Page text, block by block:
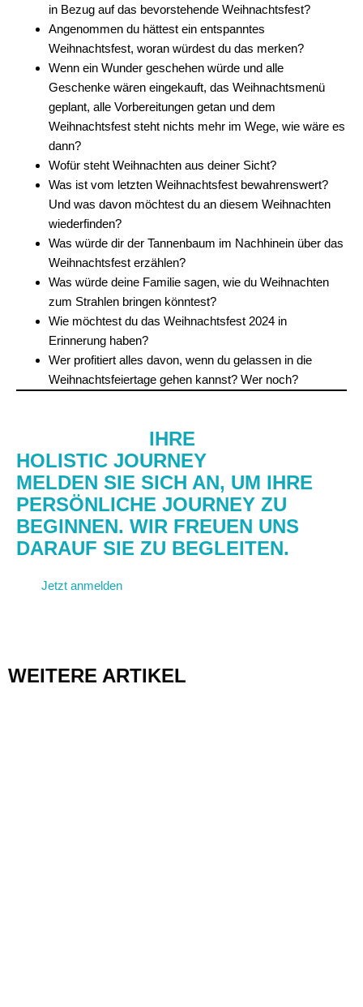
in Bezug auf das bevorstehende Weihnachtsfest?
Angenommen du hättest ein entspanntes
Weihnachtsfest, woran würdest du das merken?
Wenn ein Wunder geschehen würde und alle
Geschenke wären eingekauft, das Weihnachtsmenü
geplant, alle Vorbereitungen getan und dem
Weihnachtsfest steht nichts mehr im Wege, wie wäre es
dann?
Wofür steht Weihnachten aus deiner Sicht?
Was ist vom letzten Weihnachtsfest bewahrenswert?
Und was davon möchtest du an diesem Weihnachten
wiederfinden?
Was würde dir der Tannenbaum im Nachhinein über das
Weihnachtsfest erzählen?
Was würde deine Familie sagen, wie du Weihnachten
zum Strahlen bringen könntest?
Wie möchtest du das Weihnachtsfest 2024 in
Erinnerung haben?
Wer profitiert alles davon, wenn du gelassen in die
Weihnachtsfeiertage gehen kannst? Wer noch?
IHRE
HOLISTIC JOURNEY
MELDEN SIE SICH AN, UM IHRE
PERSÖNLICHE JOURNEY ZU
BEGINNEN. WIR FREUEN UNS
DARAUF SIE ZU BEGLEITEN.
Jetzt anmelden
WEITERE ARTIKEL